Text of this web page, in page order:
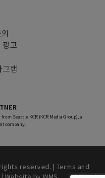
광고
램
Seattle KCR (KCR Media Group), a
company.
reserved. | Terms and